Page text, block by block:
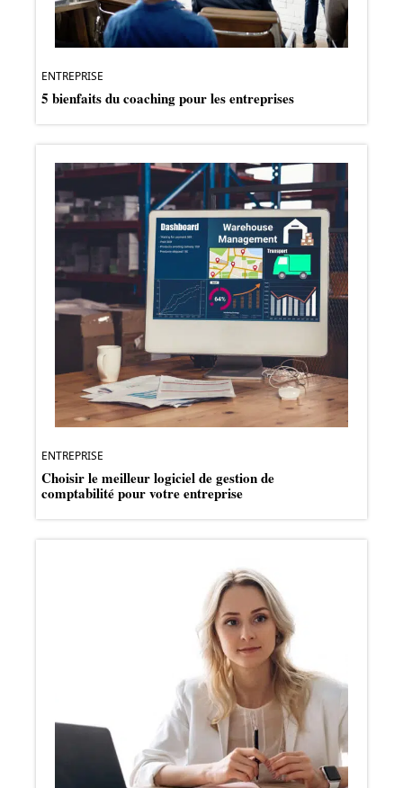
ENTREPRISE
5 bienfaits du coaching pour les entreprises
ENTREPRISE
Choisir le meilleur logiciel de gestion de
comptabilité pour votre entreprise